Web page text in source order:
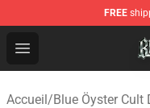
FREE
Open menu
Blue Öyster Cult
Accueil/Blue Öyster Cult